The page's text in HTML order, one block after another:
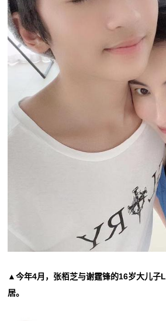
▲今年4月，张栢芝与谢霆锋的16岁大儿子
居。